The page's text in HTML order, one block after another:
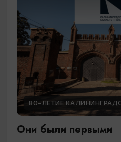
80-ЛЕТИЕ
Они были первыми